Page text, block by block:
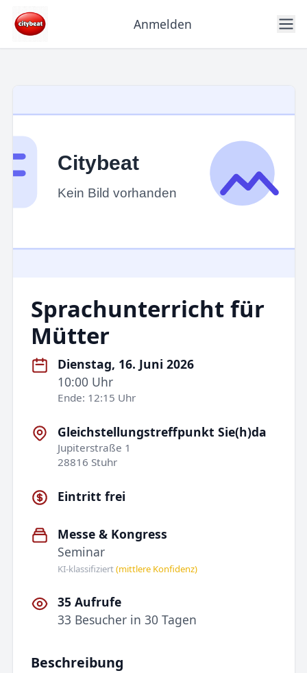
Anmelden
Sprachunterricht für
Mütter
Dienstag, 16. Juni 2026
10:00 Uhr
Ende: 12:15 Uhr
Gleichstellungstreffpunkt Sie(h)da
Jupiterstraße 1
28816 Stuhr
Eintritt frei
Messe & Kongress
Seminar
KI-klassifiziert(mittlere Konfidenz)
35 Aufrufe
33 Besucher in 30 Tagen
Beschreibung